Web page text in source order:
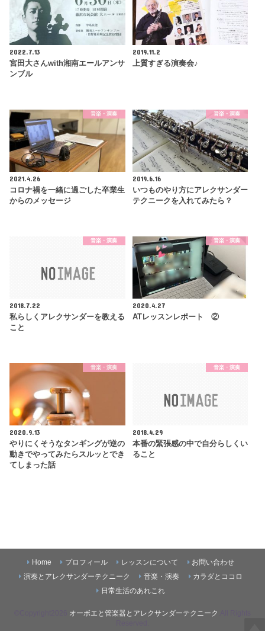
2022.7.13
宮田大さんwith湘南エールアンサ
ンブル
2019.11.2
上質すぎる演奏会♪
音楽・演奏
2021.4.26
コロナ禍を一緒に過ごした卒業生
からのメッセージ
音楽・演奏
2019.6.16
いつものやり方にアレクサンダー
テクニークを入れてみたら？
音楽・演奏
2018.7.22
私らしくアレクサンダーを教える
こと
音楽・演奏
2020.4.27
ATレッスンレポート ②
音楽・演奏
2020.9.13
やりにくそうなタンギングが逆の
動きでやってみたらスルッとでき
てしまった話
音楽・演奏
2018.4.29
本番の緊張感の中で自分らしくい
ること
Home プロフィール レッスンについて
お問い合わせ
演奏とアレクサンダーテクニーク
音楽・演奏
カラダとココロ
日常生活のあれこれ
オーボエと管楽器とアレクサンダーテクニーク